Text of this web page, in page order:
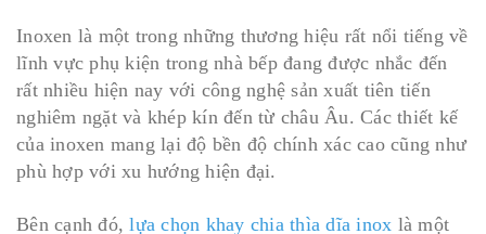
Inoxen là một trong những thương hiệu rất nổi tiếng về
lĩnh vực phụ kiện trong nhà bếp đang được nhắc đến
rất nhiều hiện nay với công nghệ sản xuất tiên tiến
nghiêm ngặt và khép kín đến từ châu Âu. Các thiết kế
của inoxen mang lại độ bền độ chính xác cao cũng như
phù hợp với xu hướng hiện đại.
Bên cạnh đó,lựa chọn khay chia thìa dĩa inox là một